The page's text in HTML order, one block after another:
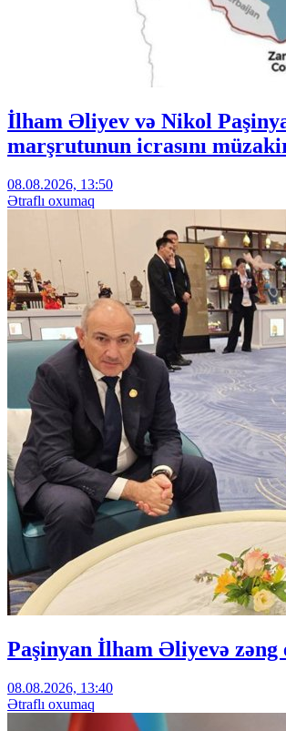
İlham Əliyev və Nikol
marşrutunun icrasını
08.08.2026, 13:50
Ətraflı oxumaq
Paşinyan İlham Əliyevə zəng
08.08.2026, 13:40
Ətraflı oxumaq